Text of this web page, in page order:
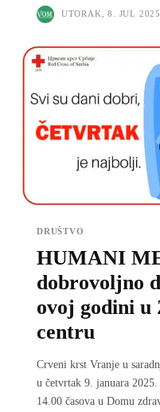
UTORAK, 8. JUL
DRUŠTVO
HUMANI
dobrovoljno
ovoj godini u
centru
Crveni krst Vranje u
u četvrtak 9. januara
14.00 časova u Domu